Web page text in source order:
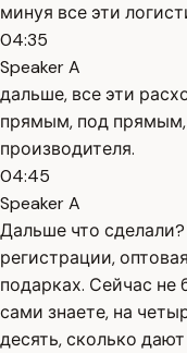
минуя все эти
04:35
Speaker A
дальше, все эти
прямым, под прямым,
производителя.
04:45
Speaker A
Дальше что
регистрации,
подарках. Сейчас не
сами знаете, на
десять, сколько